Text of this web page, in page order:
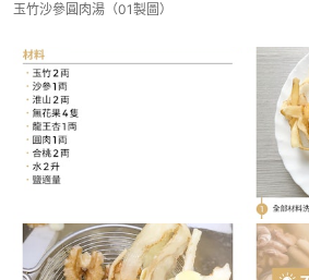
玉竹沙參圓肉湯（01製圖）